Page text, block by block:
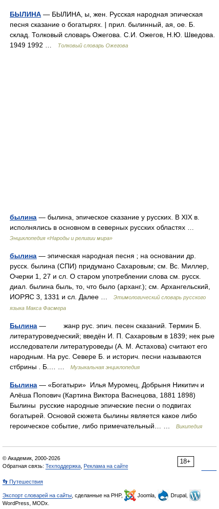
БЫЛИНА — БЫЛИНА, ы, жен. Русская народная эпическая
песня сказание о богатырях. | прил. былинный, ая, ое. Б.
склад. Толковый словарь Ожегова. С.И. Ожегов, Н.Ю. Шведова.
1949 1992 …
Толковый словарь Ожегова
былина — былина, эпическое сказание у русских. В XIX в.
исполнялись в основном в северных русских областях …
Энциклопедия «Народы и религии мира»
былина — эпическая народная песня ; на основании др.
русск. былина (СПИ) придумано Сахаровым; см. Вс. Миллер,
Очерки 1, 27 и сл. О старом употреблении слова см. русск.
диал. былина быль, то, что было (арханг.); см. Архангельский,
ИОРЯС 3, 1331 и сл. Далее …
Этимологический словарь русского
языка Макса Фасмера
Былина — жанр рус. эпич. песен сказаний. Термин Б.
литературоведческий; введён И. П. Сахаровым в 1839; нек рые
исследователи литературоведы (А. М. Астахова) считают его
народным. На рус. Севере Б. и историч. песни называются
стбрины . Б.… …
Музыкальная энциклопедия
Былина — «Богатыри» Илья Муромец, Добрыня Никитич и
Алёша Попович (Картина Виктора Васнецова, 1881 1898)
Былины русские народные эпические песни о подвигах
богатырей. Основой сюжета былины является какое либо
героическое событие, либо примечательный… …
Википедия
18+
© Академик, 2000-2026
Обратная связь: Техподдержка Реклама на сайте
👣 Путешествия
Экспорт словарей на сайты , сделанные на PHP, Joomla,
Drupal,
WordPress, MODx.